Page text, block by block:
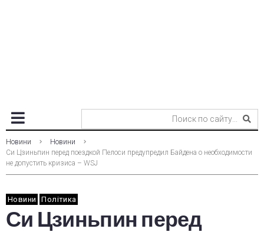
Новини
Новини
Си Цзиньпин перед поездкой Пелоси предупредил Байдена о необходимости
не допустить кризиса – WSJ
Новини Політика
Си Цзиньпин перед